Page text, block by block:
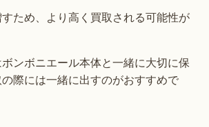
ため、より高く買取される可能性が
ンボニエール本体と一緒に大切に保
際には一緒に出すのがおすすめで